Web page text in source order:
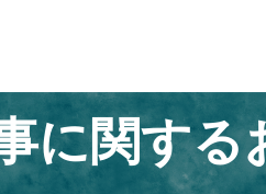
に関する